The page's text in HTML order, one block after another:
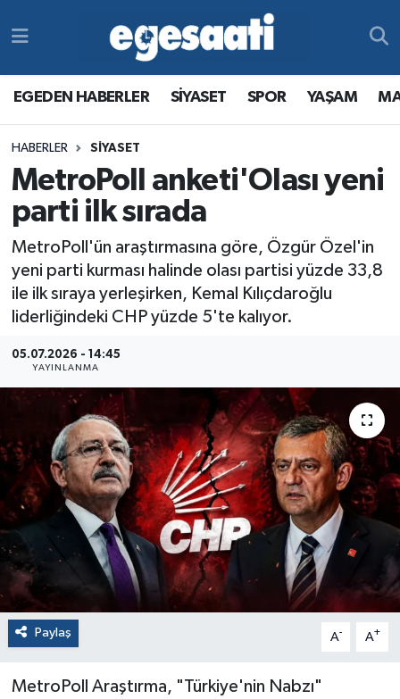
EGEDEN HABERLER SİYASET SPOR YAŞAM
HABERLER SİYASET
MetroPoll anketi'Olası yeni
parti ilk sırada
MetroPoll'ün araştırmasına göre, Özgür Özel'in
yeni parti kurması halinde olası partisi yüzde 33,8
ile ilk sıraya yerleşirken, Kemal Kılıçdaroğlu
liderliğindeki CHP yüzde 5'te kalıyor.
05.07.2026 - 14:45
YAYINLANMA
Paylaş A- A+
MetroPoll Araştırma, "Türkiye'nin Nabzı"
MAGAZİN
RESMİ REKLAMLAR
YAŞAM
MAGAZİN
RESMİ REKLAMLAR
Tüm Manşetler
Son Dakika Haberleri
Haber Arşivi